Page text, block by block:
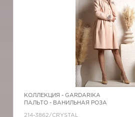
КОЛЛЕКЦИЯ - GARDARIKA
ПАЛЬТО - ВАНИЛЬНАЯ РОЗА
214-3862/CRYSTAL